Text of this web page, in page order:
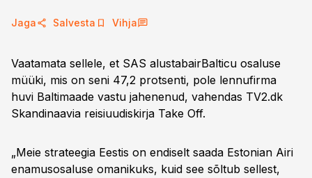
Jaga Salvesta Vihja
Vaatamata sellele, et SAS alustabairBalticu osaluse
müüki, mis on seni 47,2 protsenti, pole lennufirma
huvi Baltimaade vastu jahenenud, vahendas TV2.dk
Skandinaavia reisiuudiskirja Take Off.
„Meie strateegia Eestis on endiselt saada Estonian Airi
enamusosaluse omanikuks, kuid see sõltub sellest,